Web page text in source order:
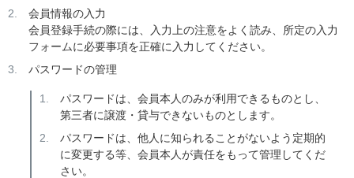
会員情報の入力
会員登録手続の際には、入力上の注意をよく読み、所定の入力
フォームに必要事項を正確に入力してください。
パスワードの管理
パスワードは、会員本人のみが利用できるものとし、
第三者に譲渡・貸与できないものとします。
パスワードは、他人に知られることがないよう定期的
に変更する等、会員本人が責任をもって管理してくだ
さい。